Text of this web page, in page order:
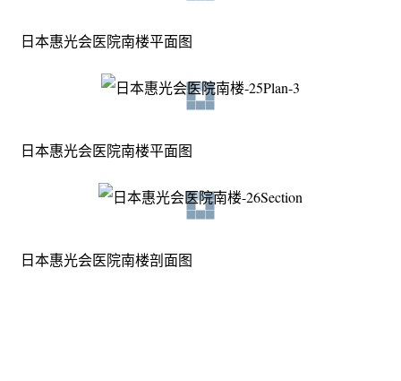
日本惠光会医院南楼平面图
日本惠光会医院南楼平面图
日本惠光会医院南楼剖面图